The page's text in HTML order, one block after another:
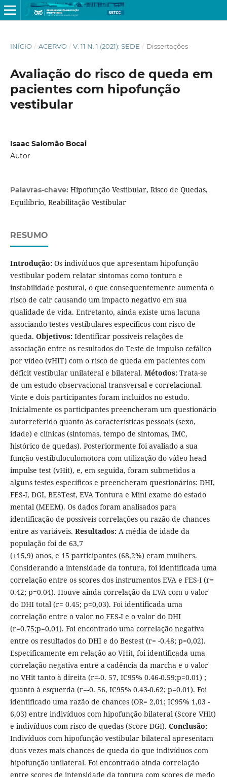
INÍCIO / ACERVO / V. 11 N. 1 (2021): SEDE / Dissertações
Avaliação do risco de queda em
pacientes com hipofunção
vestibular
Isaac Salomão Bocai
Autor
Palavras-chave: Hipofunção Vestibular, Risco de Quedas,
Equilíbrio, Reabilitação Vestibular
RESUMO
Introdução:Os indivíduos que apresentam hipofunção
vestibular podem relatar sintomas como tontura e
instabilidade postural, o que consequentemente aumenta o
risco de cair causando um impacto negativo em sua
qualidade de vida. Entretanto, ainda existe uma lacuna
associando testes vestibulares específicos com risco de
queda. Objetivos: Identificar possíveis relações de
associação entre os resultados do Teste de impulso cefálico
por vídeo (vHIT) com o risco de queda em pacientes com
déficit vestibular unilateral e bilateral. Métodos: Trata-se
de um estudo observacional transversal e correlacional.
Vinte e dois participantes foram incluídos no estudo.
Inicialmente os participantes preencheram um questionário
autorreferido quanto às características pessoais (sexo,
idade) e clínicas (sintomas, tempo de sintomas, IMC,
histórico de quedas). Posteriormente foi avaliado a sua
função vestibuloculomotora com utilização do vídeo head
impulse test (vHit), e, em seguida, foram submetidos a
alguns testes específicos e preencheram questionários: DHI,
FES-I, DGI, BESTest, EVA Tontura e Mini exame do estado
mental (MEEM). Os dados foram analisados para
identificação de possíveis correlações ou razão de chances
entre as variáveis. Resultados: A média de idade da
população foi de 63,7
(±15,9) anos, e 15 participantes (68,2%) eram mulhers.
Considerando a intensidade da tontura, foi identificada uma
correlação entre os scores dos instrumentos EVA e FES-I (r=
0.42; p=0.04). Houve ainda correlação da EVA com o valor
do DHI total (r= 0.45; p=0,03). Foi identificada uma
correlação entre o valor no FES-I e o valor do DHI
(r=0.75;p=0,01). Foi encontrado uma correlação negativa
entre os resultados do DHI e do Bestest (r= -0.48; p=0,02).
Especificamente em relação ao VHit, foi identificada uma
correlação negativa entre a cadência da marcha e o valor
no VHit tanto à direita (r=-0. 57, IC95% 0.46-0.59;p=0.01) ;
quanto à esquerda (r=-0. 56, IC95% 0.43-0.62; p=0.01). Foi
identificado uma razão de chances (OR= 2,01; IC95% 1,03 -
6,03) entre indivíduos com hipofunção bilateral (Score VHit)
e indivíduos com risco de quedas (Score DGI). Conclusão:
Indivíduos com hipofunção vestibular bilateral apresentam
duas vezes mais chances de queda do que indivíduos com
hipofunção unilateral. Foi encontrado ainda correlação
entre scores de intensidade da tontura com scores de medo